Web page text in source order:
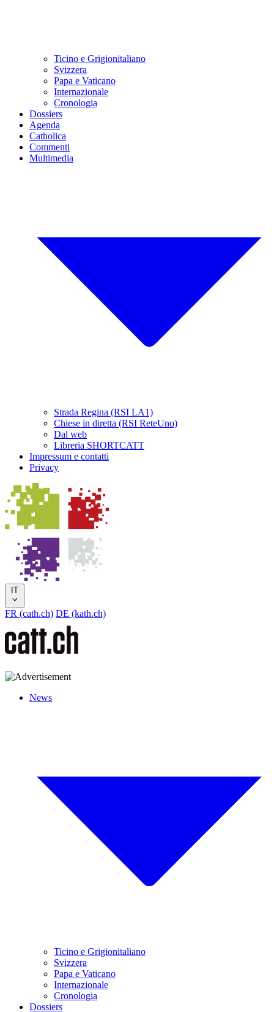
Ticino e Grigionitaliano
Svizzera
Papa e Vaticano
Internazionale
Cronologia
Dossiers
Agenda
Catholica
Commenti
Multimedia
Strada Regina (RSI LA1)
Chiese in diretta (RSI ReteUno)
Dal web
Libreria SHORTCATT
Impressum e contatti
Privacy
IT
FR (cath.ch) DE (kath.ch)
News
Ticino e Grigionitaliano
Svizzera
Papa e Vaticano
Internazionale
Cronologia
Dossiers